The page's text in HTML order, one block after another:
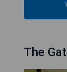
The